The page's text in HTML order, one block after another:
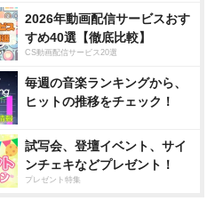
2026年動画配信サービスおす
すめ40選【徹底比較】
CS動画配信サービス20選
毎週の音楽ランキングから、
ヒットの推移をチェック！
試写会、登壇イベント、サイ
ンチェキなどプレゼント！
プレゼント特集